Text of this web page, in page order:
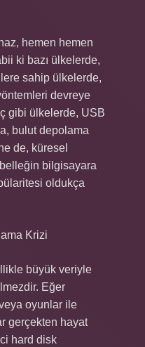
hemen hemen
ki bazı ülkelerde,
sahip ülkelerde,
devreye
gibi ülkelerde, USB
bulut depolama
de, küresel
bilgisayara
oldukça
Krizi
büyük veriyle
Eğer
oyunlar ile
gerçekten hayat
hard disk